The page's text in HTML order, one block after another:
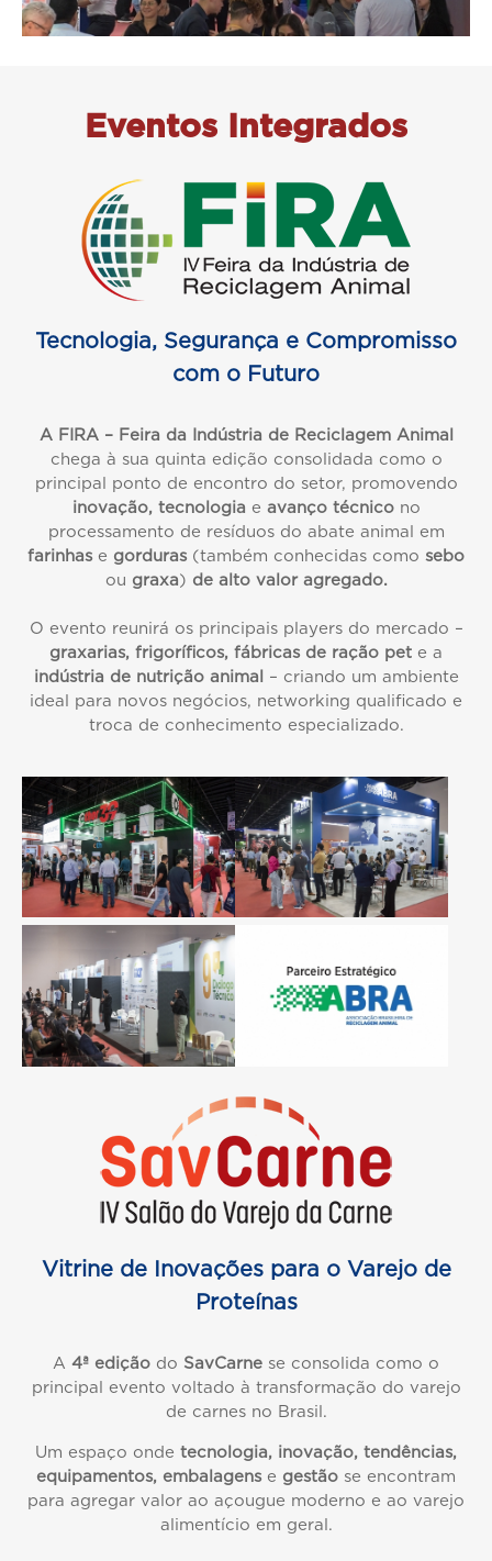
Eventos Integrados
Tecnologia, Segurança e Compromisso
com o Futuro
A FIRA – Feira da Indústria de Reciclagem Animal
chega à sua quinta edição consolidada como o
principal ponto de encontro do setor, promovendo
inovação, tecnologia e avanço técnicono
processamento de resíduos do abate animal em
farinhas e gorduras(também conhecidas como sebo
ou graxa) de alto valor agregado.
O evento reunirá os principais players do mercado –
graxarias, frigoríficos, fábricas de ração pet e a
indústria de nutrição animal – criando um ambiente
ideal para novos negócios, networking qualificado e
troca de conhecimento especializado.
Vitrine de Inovações para o Varejo de
Proteínas
A 4ª edição do SavCarne se consolida como o
principal evento voltado à transformação do varejo
de carnes no Brasil.
Um espaço onde tecnologia, inovação, tendências,
equipamentos, embalagens e gestão se encontram
para agregar valor ao açougue moderno e ao varejo
alimentício em geral.